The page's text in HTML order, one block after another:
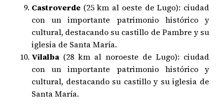
Castroverde (25 km al oeste de Lugo): ciudad
con un importante patrimonio histórico y
cultural, destacando su castillo de Pambre y su
iglesia de Santa María.
Vilalba (28 km al noroeste de Lugo): ciudad
con un importante patrimonio histórico y
cultural, destacando su castillo y su iglesia de
Santa María.